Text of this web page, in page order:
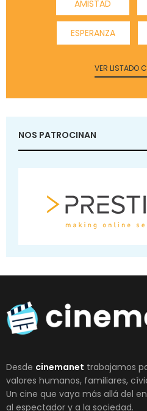
AMISTAD
ESPERANZA
VER LISTADO
NOS PATROCINAN
Desde cinemanet trabajamos
valores humanos, familiares,
Un cine que vaya más allá del
al espectador y a la sociedad.